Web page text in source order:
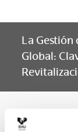
La Gestión
Global: